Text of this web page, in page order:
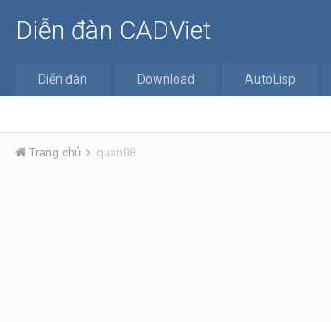
Diễn đàn CADViet
Diễn đàn Download AutoLisp
Trang chủ quan08